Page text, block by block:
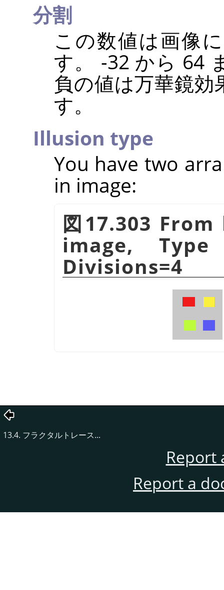
分割
この数値は画像
す。 -32 から 64
負の値は万華鏡
す。
Illusion type
You have two
in image:
図17.303
image,
Divisions=4
13.4. フラクタルトレース...
Report
Report a